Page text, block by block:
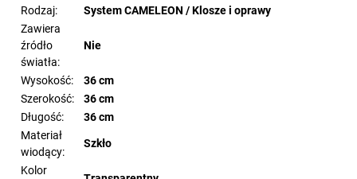
Rodzaj:
System CAMELEON / Klosze i oprawy
Zawiera
źródło
światła:
Nie
Wysokość:
36 cm
Szerokość:
36 cm
Długość:
36 cm
Materiał
wiodący:
Szkło
Kolor